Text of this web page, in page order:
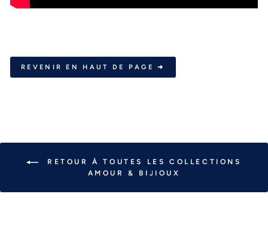
REVENIR EN HAUT DE PAGE ➜
RETOUR À TOUTES LES COLLECTIONS
AMOUR & BIJIOUX